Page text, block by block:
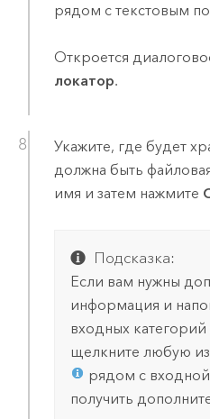
рядом с текстовым
Откроется
локатор.
Укажите, где будет
должна быть
имя и затем нажмите
Подсказка:
Если вам нужны
информация и
входных категорий
щелкните любую
рядом с
получить